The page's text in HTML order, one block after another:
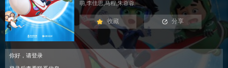
萌,李佳思,马程,朱蓉蓉
收藏 分享
你好，请登录